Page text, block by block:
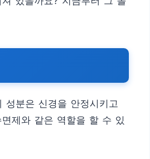
성분은 신경을 안정시키고
제와 같은 역할을 할 수 있